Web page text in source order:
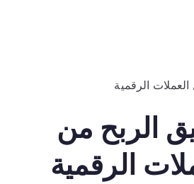
الربح من
الرقمية